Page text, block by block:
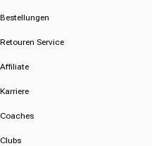
Bestellungen
Retouren Service
Affiliate
Karriere
Coaches
Clubs